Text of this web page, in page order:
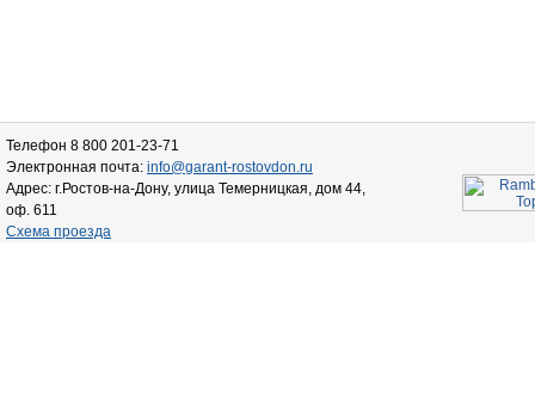
Телефон 8 800 201-23-71
Электронная почта: info@garant-rostovdon.ru
Адрес: г.Ростов-на-Дону, улица Темерницкая, дом 44,
оф. 611
Схема проезда